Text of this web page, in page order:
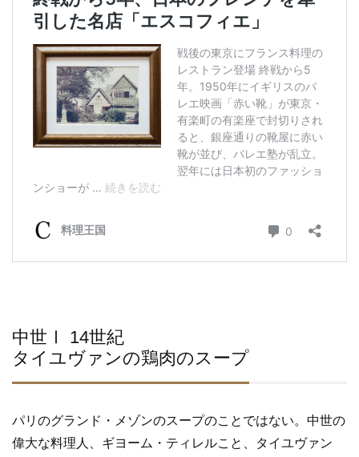
中世Ⅰ 14世紀
タイユヴァンの鶏肉のスープ
パリのグランド・メゾンのスープのことではない。中世の
偉大な料理人、ギヨーム・ティレルこと、タイユヴァン